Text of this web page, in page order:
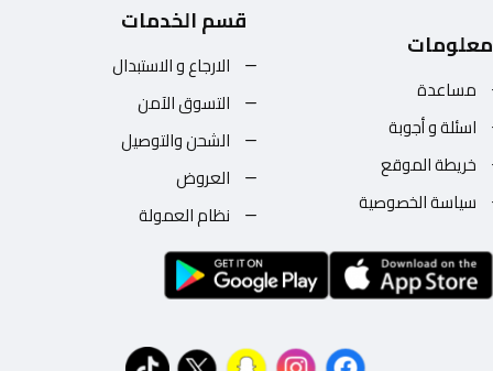
معلومات
مساعدة
اسئلة و أجوبة
خريطة الموقع
سياسة الخصوصية
قسم الخدمات
الارجاع و الاستبدال
التسوق الآمن
الشحن والتوصيل
العروض
نظام العمولة